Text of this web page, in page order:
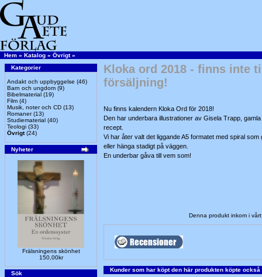
Hem » Katalog » Övrigt»
Kategorier
Andakt och uppbyggelse (46)
Barn och ungdom (9)
Bibelmaterial (19)
Film (4)
Musik, noter och CD (13)
Romaner(13)
Studiematerial (40)
Teologi (33)
Övrigt(24)
Nyheter
Frälsningens skönhet
150,00kr
Sök
Kloka ord 2018 - finns inte
försäljning!
Nu finns kalendern Kloka Ord för 2018!
Den har underbara illustrationer av Gisela Trapp,
recept.
Vi har åter valt det liggande A5 formatet med spiral
eller hänga stadigt på väggen.
En underbar gåva till vem som!
Denna produkt inkom i
Kunder som har köpt den här produkten köpte också